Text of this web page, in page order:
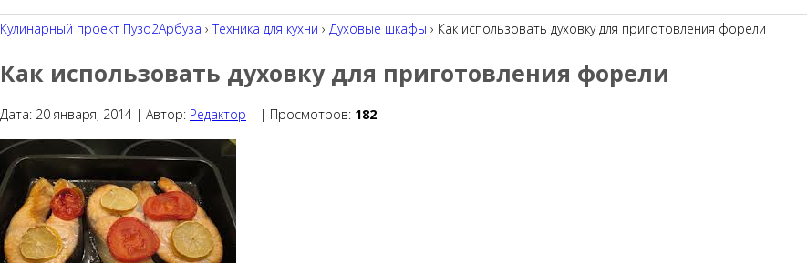
Кулинарный проект Пузо2Aрбуза ›Техника для кухни › Духовые шкафы › Как использовать духовку для приготовления форели
Как использовать духовку для приготовления форели
Дата: 20 января, 2014 | Автор: Редактор | | Просмотров: 182